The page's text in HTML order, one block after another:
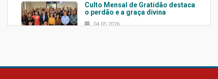
Culto Mensal de Gratidão destaca
o perdão e a graça divina
04.05.2026
Confira como foi o culto mensal